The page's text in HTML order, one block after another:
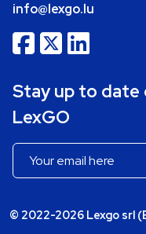
info@lexgo.lu
Stay up to
LexGO
© 2022-2026 Lexgo srl